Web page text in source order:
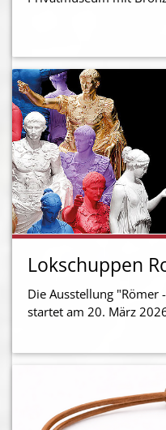
Lokschuppen
Die Ausstellung "Römer
startet am 20. März